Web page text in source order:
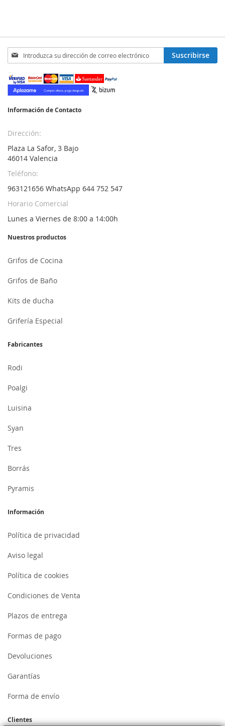
Inscríbase
a
nuestro
boletín
de
Suscribirse
Información de Contacto
Dirección:
Plaza La Safor, 3 Bajo
46014 Valencia
Teléfono:
963121656 WhatsApp 644 752 547
Horario Comercial
Lunes a Viernes de 8:00 a 14:00h
Nuestros productos
Grifos de Cocina
Grifos de Baño
Kits de ducha
Grifería Especial
Fabricantes
Rodi
Poalgi
Luisina
Syan
Tres
Borrás
Pyramis
Información
Política de privacidad
Aviso legal
Política de cookies
Condiciones de Venta
Plazos de entrega
Formas de pago
Devoluciones
Garantías
Forma de envío
Clientes